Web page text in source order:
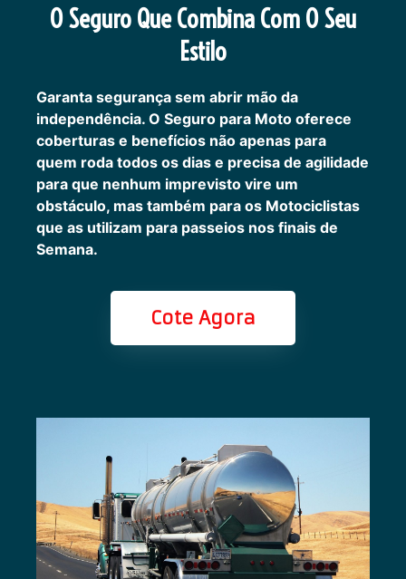
O Seguro Que Combina Com O Seu
Estilo
Garanta segurança sem abrir mão da
independência. O Seguro para Moto oferece
coberturas e benefícios não apenas para
quem roda todos os dias e precisa de agilidade
para que nenhum imprevisto vire um
obstáculo, mas também para os Motociclistas
que as utilizam para passeios nos finais de
Semana.
Cote Agora